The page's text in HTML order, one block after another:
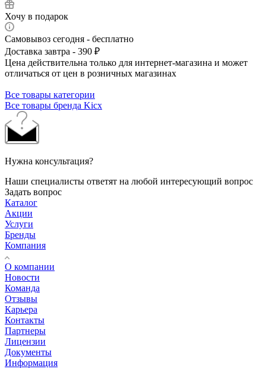
Хочу в подарок
Самовывоз сегодня - бесплатно
Доставка завтра - 390 ₽
Цена действительна только для интернет-магазина и может
отличаться от цен в розничных магазинах
Все товары категории
Все товары бренда Kicx
Нужна консультация?
Наши специалисты ответят на любой интересующий вопрос
Задать вопрос
Каталог
Акции
Услуги
Бренды
Компания
О компании
Новости
Команда
Отзывы
Карьера
Контакты
Партнеры
Лицензии
Документы
Информация